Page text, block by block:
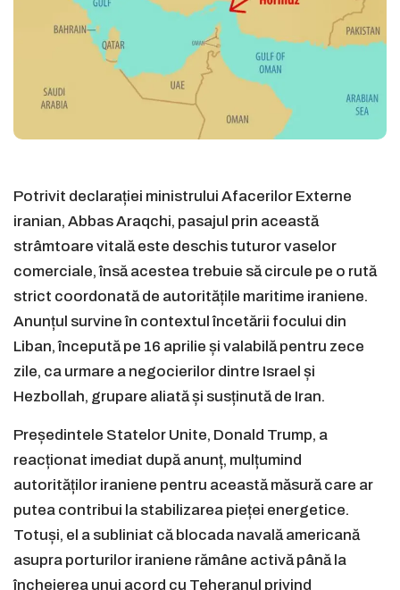
Potrivit declarației ministrului Afacerilor Externe
iranian, Abbas Araqchi, pasajul prin această
strâmtoare vitală este deschis tuturor vaselor
comerciale, însă acestea trebuie să circule pe o rută
strict coordonată de autoritățile maritime iraniene.
Anunțul survine în contextul încetării focului din
Liban, începută pe 16 aprilie și valabilă pentru zece
zile, ca urmare a negocierilor dintre Israel și
Hezbollah, grupare aliată și susținută de Iran.
Președintele Statelor Unite, Donald Trump, a
reacționat imediat după anunț, mulțumind
autorităților iraniene pentru această măsură care ar
putea contribui la stabilizarea pieței energetice.
Totuși, el a subliniat că blocada navală americană
asupra porturilor iraniene rămâne activă până la
încheierea unui acord cu Teheranul privind